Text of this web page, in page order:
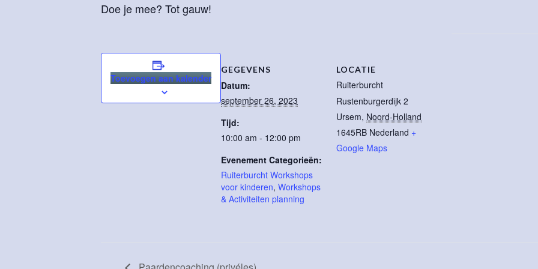
Doe je mee? Tot gauw!
Toevoegen aan kalender
GEGEVENS
Datum:
september 26, 2023
Tijd:
10:00 am - 12:00 pm
Evenement Categorieën:
Ruiterburcht Workshops
voor kinderen, Workshops
& Activiteiten planning
LOCATIE
Ruiterburcht
Rustenburgerdijk 2
Ursem, Noord-Holland
1645RB Nederland +
Google Maps